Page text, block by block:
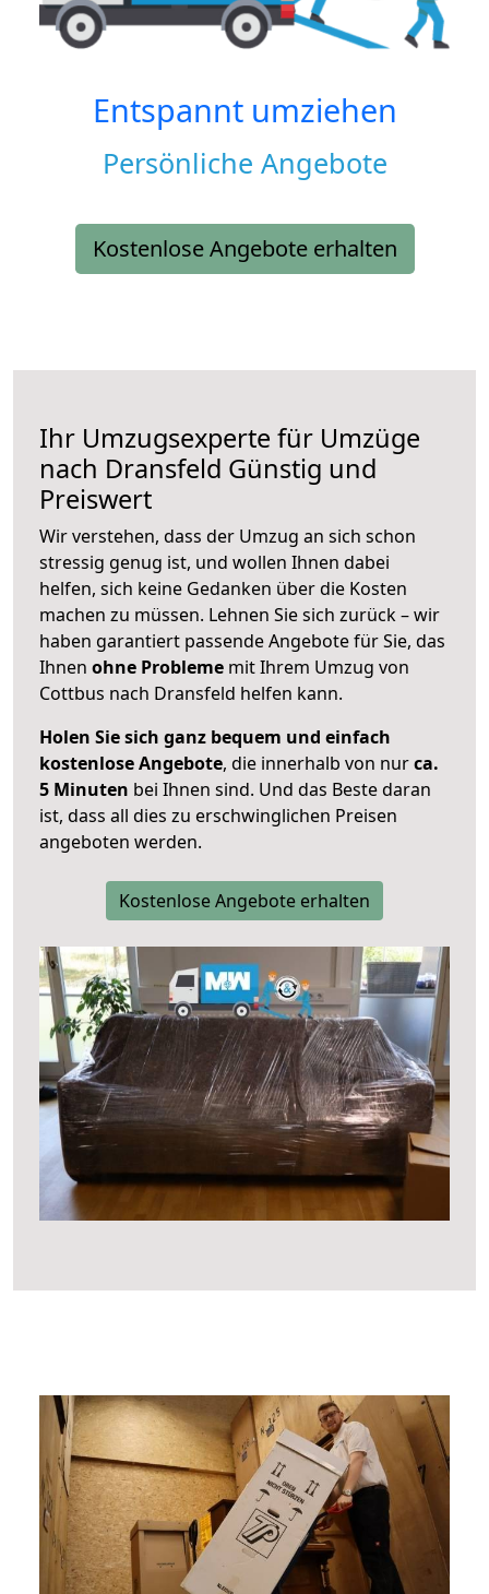
Entspannt umziehen
Persönliche Angebote
Kostenlose Angebote erhalten
Ihr Umzugsexperte für Umzüge
nach Dransfeld Günstig und
Preiswert
Wir verstehen, dass der Umzug an sich schon
stressig genug ist, und wollen Ihnen dabei
helfen, sich keine Gedanken über die Kosten
machen zu müssen. Lehnen Sie sich zurück – wir
haben garantiert passende Angebote für Sie, das
Ihnen ohne Probleme mit Ihrem Umzug von
Cottbus nach Dransfeld helfen kann.
Holen Sie sich ganz bequem und einfach
kostenlose Angebote, die innerhalb von nurca.
5 Minuten bei Ihnen sind. Und das Beste daran
ist, dass all dies zu erschwinglichen Preisen
angeboten werden.
Kostenlose Angebote erhalten